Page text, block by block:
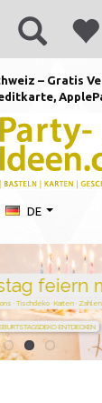
– Gratis
AppleP
DE
feiern
Tischdeko · Karten · Zahlen
ENTDECKEN